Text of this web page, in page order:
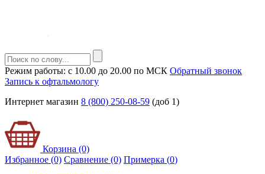
Режим работы: с 10.00 до 20.00 по МСК Обратный звонок
Запись к офтальмологу
Интернет магазин 8 (800) 250-08-59 (доб 1)
Корзина (0)
Избранное (0) Сравнение (0) Примерка (0)